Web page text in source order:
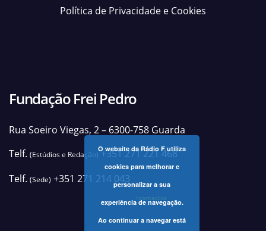
Política de Privacidade e Cookies
Fundação Frei Pedro
Rua Soeiro Viegas, 2 – 6300-758 Guarda
Telf. (Estúdios e Redação)+351 271 221 468
Telf. (Sede) +351 271 214 043
+contactos
O website da Rádio F utiliza
cookies para melhorar e
personalizar a sua
experiência de navegação.
Ao continuar a navegar está